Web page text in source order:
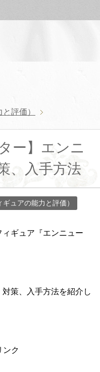
評価）
ー】エンニ
、入手方法
ュアの能力と評価）
ギュア『エンニュー
対策、入手方法を紹介し
ンク